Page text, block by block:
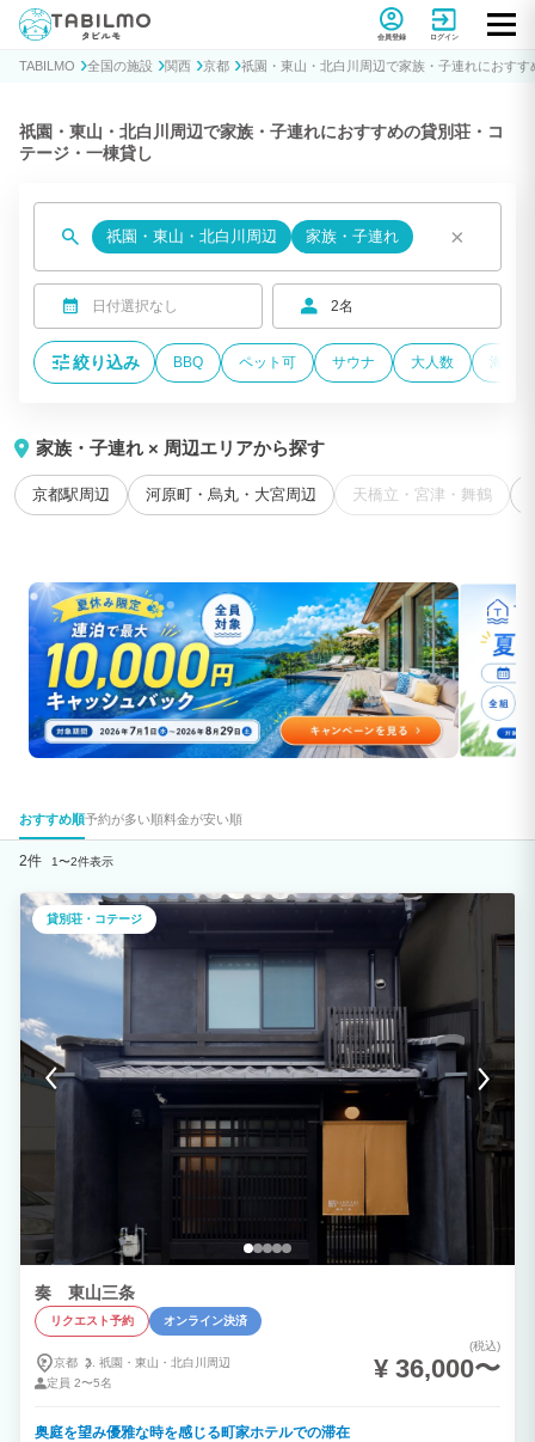
貸別荘コテージ・一棟貸し宿泊予約サイトTABILMO(タビルモ)
会員登録 ログイン
TABILMO 全国の施設 関西 京都 祇園・東山・北白川周辺で家族・子連れにおす
祇園・東山・北白川周辺で家族・子連れにおすすめの貸別荘・コ
テージ・一棟貸し
祇園・東山・北白川周辺 家族・子連れ ×
日付選択なし 2名
絞り込み BBQ ペット可 サウナ 大人数 海が
家族・子連れ × 周辺エリアから探す
京都駅周辺 河原町・烏丸・大宮周辺 天橋立・宮津・舞鶴
おすすめ順予約が多い順料金が安い順
2件 1〜2件表示
貸別荘・コテージ
奏 東山三条
リクエスト予約 オンライン決済
京都 祇園・ 東山・ 北白川周辺
定員 2〜5名
(税込)
¥ 36,000〜
奥庭を望み優雅な時を感じる町家ホテルでの滞在